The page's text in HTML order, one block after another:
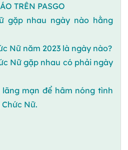
TRÊN PASGO
gặp nhau ngày nào hằng
Nữ năm 2023 là ngày nào?
Nữ gặp nhau có phải ngày
mạn để hâm nóng tình
Nữ.